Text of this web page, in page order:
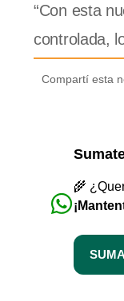
“Con esta
controlada,
Compartí esta
🌾